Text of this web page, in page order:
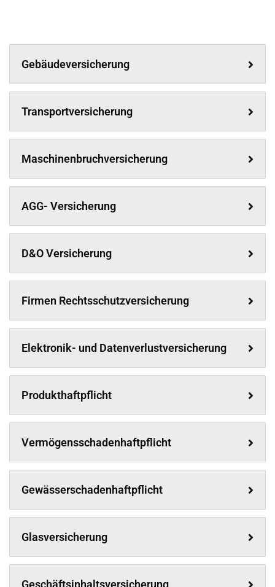
Gebäudeversicherung
Transportversicherung
Maschinenbruchversicherung
AGG- Versicherung
D&O Versicherung
Firmen Rechtsschutzversicherung
Elektronik- und Datenverlustversicherung
Produkthaftpflicht
Vermögensschadenhaftpflicht
Gewässerschadenhaftpflicht
Glasversicherung
Geschäftsinhaltsversicherung